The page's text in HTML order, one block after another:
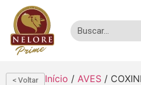
< Voltar Início / AVES /